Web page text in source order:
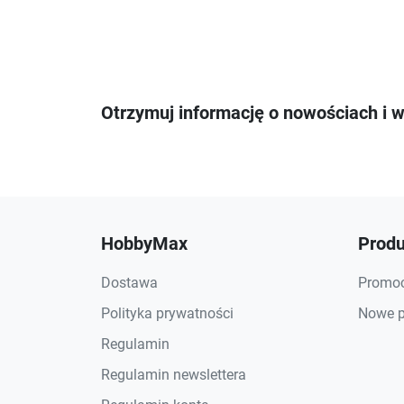
Otrzymuj informację o nowościach i
HobbyMax
Dostawa
Polityka prywatności
Regulamin
Regulamin newslettera
Nowe